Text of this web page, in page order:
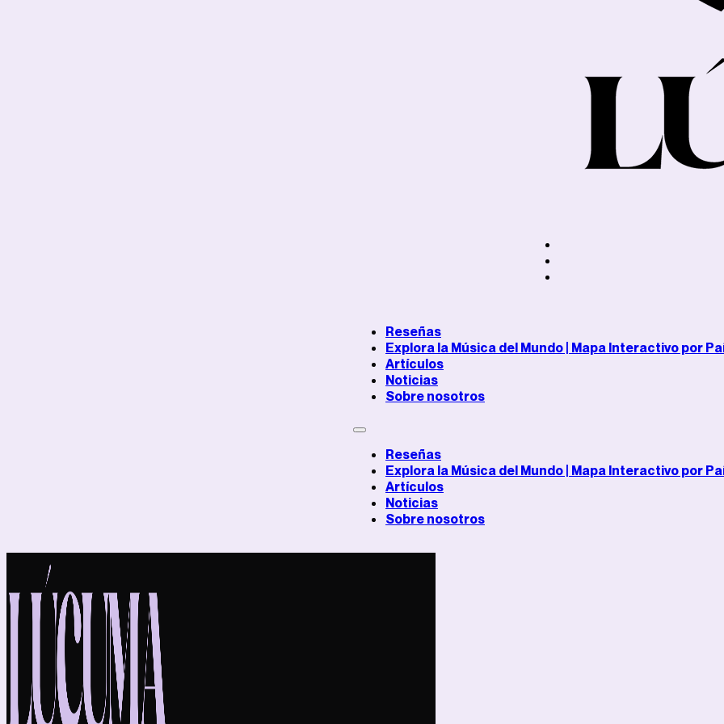
Reseñas
Explora la Música del Mundo | Mapa Interactivo por
Artículos
Noticias
Sobre nosotros
Reseñas
Explora la Música del Mundo | Mapa Interactivo por
Artículos
Noticias
Sobre nosotros